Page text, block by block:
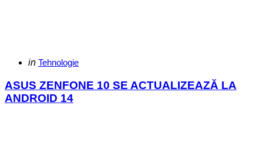
Categories
Posted
in Tehnologie
ASUS ZENFONE 10 SE ACTUALIZEAZĂ LA
ANDROID 14